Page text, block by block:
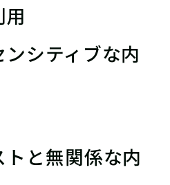
シティブな内
と無関係な内